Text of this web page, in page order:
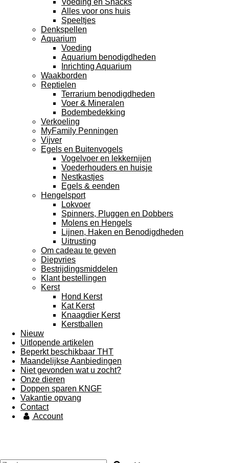
Voeding en Snacks
Alles voor ons huis
Speeltjes
Denkspellen
Aquarium
Voeding
Aquarium benodigdheden
Inrichting Aquarium
Waakborden
Reptielen
Terrarium benodigdheden
Voer & Mineralen
Bodembedekking
Verkoeling
MyFamily Penningen
Vijver
Egels en Buitenvogels
Vogelvoer en lekkernijen
Voederhouders en huisje
Nestkastjes
Egels & eenden
Hengelsport
Lokvoer
Spinners, Pluggen en Dobbers
Molens en Hengels
Lijnen, Haken en Benodigdheden
Uitrusting
Om cadeau te geven
Diepvries
Bestrijdingsmiddelen
Klant bestellingen
Kerst
Hond Kerst
Kat Kerst
Knaagdier Kerst
Kerstballen
Nieuw
Uitlopende artikelen
Beperkt beschikbaar THT
Maandelijkse Aanbiedingen
Niet gevonden wat u zocht?
Onze dieren
Doppen sparen KNGF
Vakantie opvang
Contact
Account